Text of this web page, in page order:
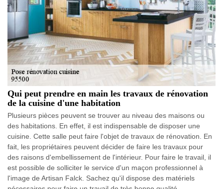
Qui peut prendre en main les travaux de rénovation
de la cuisine d'une habitation
Plusieurs pièces peuvent se trouver au niveau des maisons ou
des habitations. En effet, il est indispensable de disposer une
cuisine. Cette salle peut faire l'objet de travaux de rénovation. En
fait, les propriétaires peuvent décider de faire les travaux pour
des raisons d'embellissement de l'intérieur. Pour faire le travail, il
est possible de solliciter le service d'un maçon professionnel à
l'image de Artisan Falck. Sachez qu'il dispose des matériels